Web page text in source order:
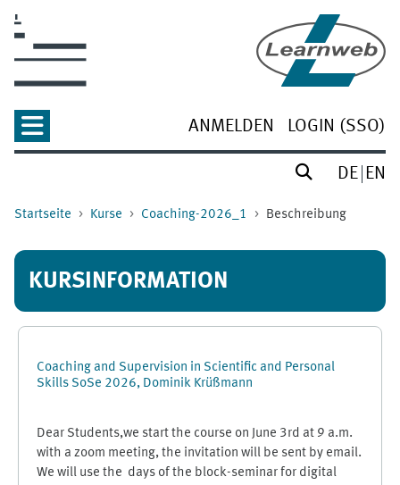
ANMELDEN LOGIN (SSO)
DE EN
Startseite Kurse Coaching-2026_1 Beschreibung
KURSINFORMATION
Coaching and Supervision in Scientific and Personal
Skills SoSe 2026, Dominik Krüßmann
Dear Students,we start the course on June 3rd at 9 a.m.
with a zoom meeting, the invitation will be sent by email.
We will use the days of the block-seminar for digital